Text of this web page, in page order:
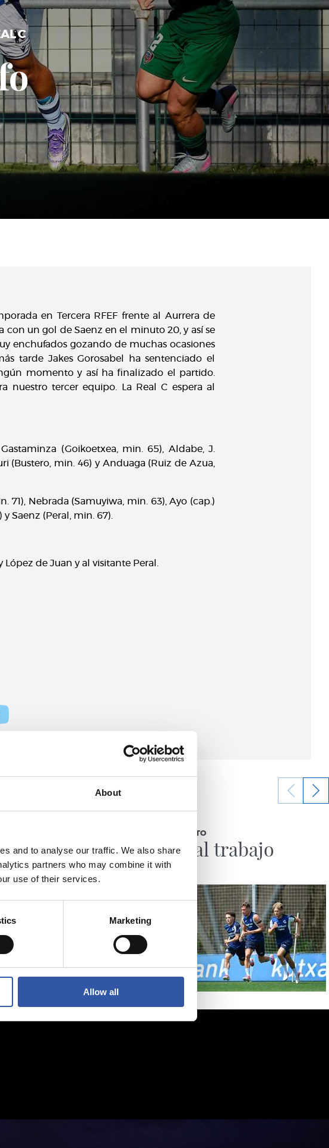
About
and to analyse our traffic. We also share
partners who may combine it with
use of their services.
Marketing
Allow all
C
en Tercera RFEF frente al Aurrera de
con un gol de Saenz en el minuto 20, y así se
enchufados gozando de muchas ocasiones
tarde Jakes Gorosabel ha sentenciado el
momento y así ha finalizado el partido.
nuestro tercer equipo. La Real C espera al
(Goikoetxea, min. 65), Aldabe, J.
(Bustero, min. 46) y Anduaga (Ruiz de Azua,
71), Nebrada (Samuyiwa, min. 63), Ayo (cap.)
Saenz (Peral, min. 67).
de Juan y al visitante Peral.
ENTRENAMIENTO
Vuelta al trabajo